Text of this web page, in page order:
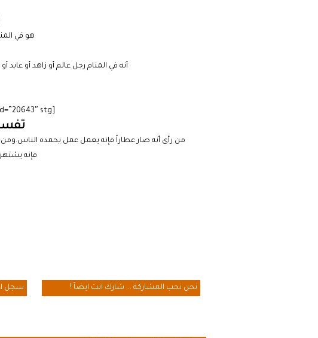
هو في
أنه في المنام رجل عالم أو زاهد أو عابد
[cmamad id=”20641″ align=”floatleft” tabid=”20643″ mobid=”20643″ stg=””]
من رأى أنه صار عطاراً فإنه يعمل عمل يحمده
فإنه
نحن نحب المشاركة ... شارك انت ايضاً ! سجل